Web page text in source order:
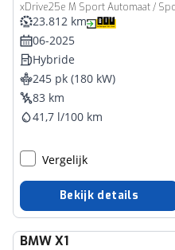
23.812 km
06-2025
Hybride
245 pk (180 kW)
83 km
41,7 l/100 km
Vergelijk
Bekijk details
BMWX1